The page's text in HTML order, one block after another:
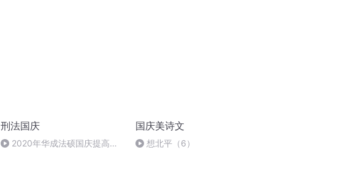
刑法国庆
2020年华成法硕国庆提高班
国庆美诗文
想北平（6）